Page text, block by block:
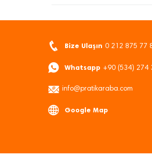
Bize Ulaşın 0 212 875 77
Whatsapp +90 (534) 274
info@pratikaraba.com
Google Map